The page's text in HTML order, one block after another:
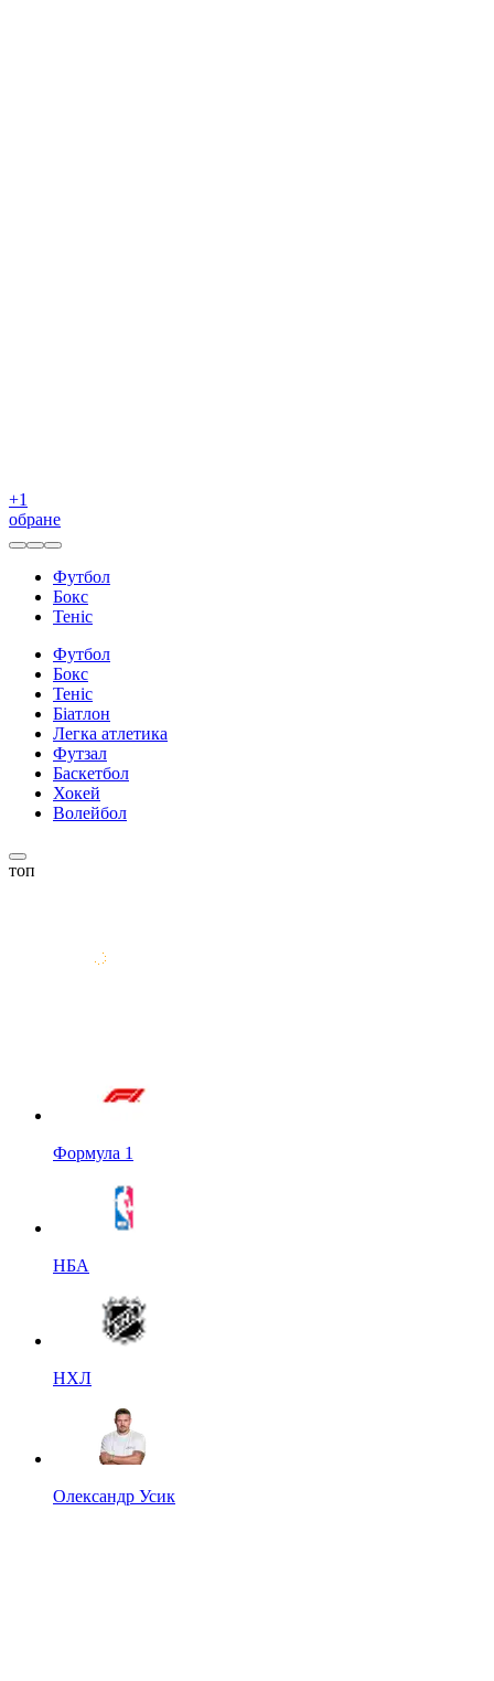
+1
обране
Футбол
Бокс
Теніс
Футбол
Бокс
Теніс
Біатлон
Легка атлетика
Футзал
Баскетбол
Хокей
Волейбол
топ
Формула 1
НБА
НХЛ
Олександр Усик